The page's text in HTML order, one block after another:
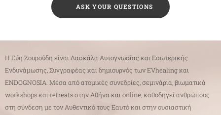
❔ASK YOUR QUESTIONS
Η Εύη Ζουρούδη είναι Δασκάλα Αυτογνωσίας και Εσωτερικής
Ενδυνάμωσης, Συγγραφέας και δημιουργός των EVhealing και
ENDOGNOSIA. Μέσα από ατομικές συνεδρίες, σεμινάρια, βιωματικά
workshops και retreats στην Αθήνα και online, καθοδηγεί ανθρώπους
στη σύνδεση με τον Αυθεντικό τους Εαυτό και στην ουσιαστική